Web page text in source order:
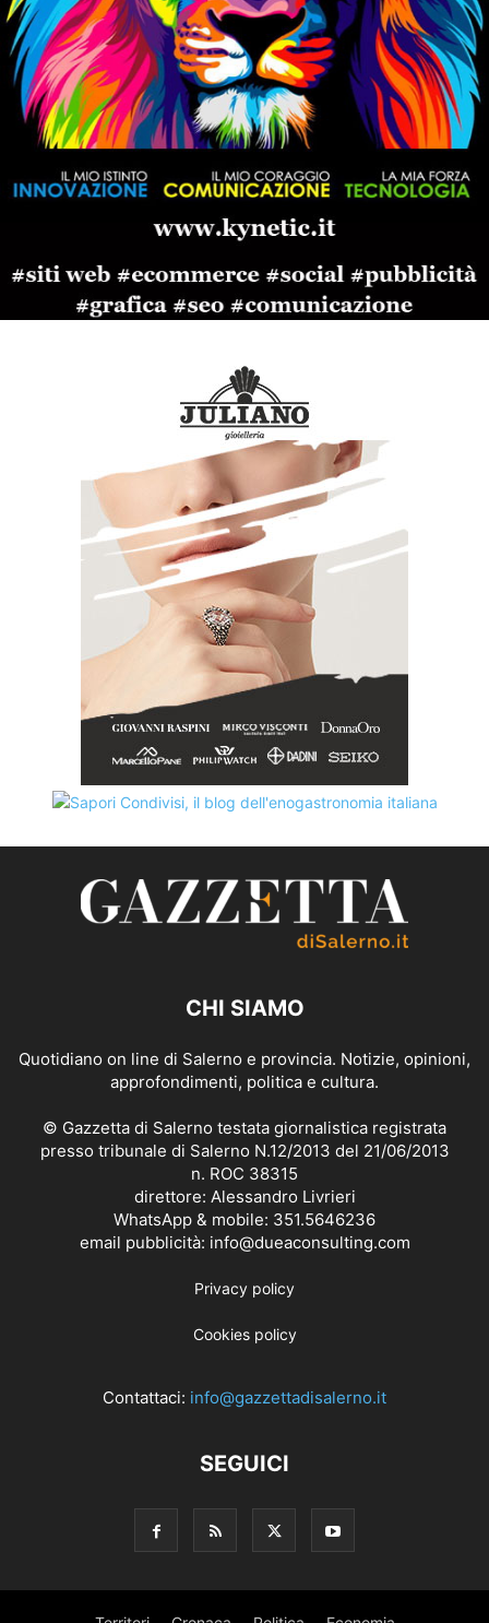
CHI SIAMO
Quotidiano on line di Salerno e provincia. Notizie, opinioni,
approfondimenti, politica e cultura.
© Gazzetta di Salerno testata giornalistica registrata
presso tribunale di Salerno N.12/2013 del 21/06/2013
n. ROC 38315
direttore: Alessandro Livrieri
WhatsApp & mobile: 351.5646236
email pubblicità: info@dueaconsulting.com
Privacy policy
Cookies policy
Contattaci: info@gazzettadisalerno.it
SEGUICI